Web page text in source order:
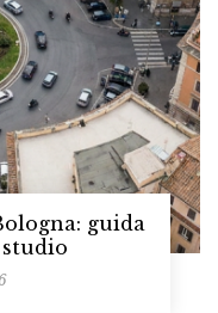
guida